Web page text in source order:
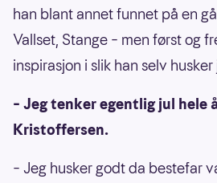
han blant annet funnet på en
Vallset, Stange – men først og
inspirasjon i slik han selv
– Jeg tenker egentlig jul hele
Kristoffersen.
– Jeg husker godt da bestefar